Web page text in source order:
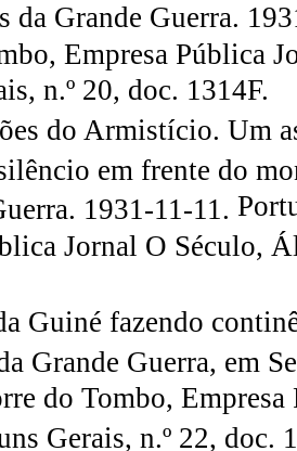
da Grande Guerra.
Empresa Pública
n.º 20, doc. 1314F.
do Armistício. Um
em frente do
1931-11-11.
Jornal O Século,
Guiné fazendo
Grande Guerra, em
do Tombo,
Gerais, n.º 22, doc.